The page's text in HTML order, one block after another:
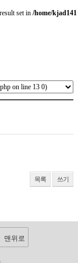
set in /home/kjad141
목록 쓰기
맨위로